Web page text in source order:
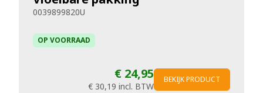
0039899820U
OP VOORRAAD
€ 24,95
€ 30,19 incl. BTW
BEKIJK PRODUCT